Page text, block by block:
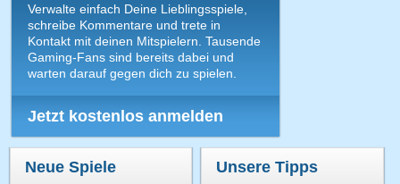
Verwalte einfach Deine Lieblingsspiele,
schreibe Kommentare und trete in
Kontakt mit deinen Mitspielern. Tausende
Gaming-Fans sind bereits dabei und
warten darauf gegen dich zu spielen.
Jetzt kostenlos anmelden
Neue Spiele Unsere Tipps